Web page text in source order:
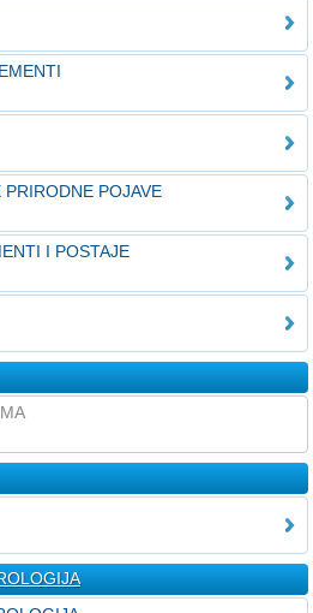
POJAVE
I POSTAJE